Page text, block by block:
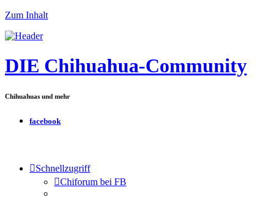
Zum Inhalt
DIE Chihuahua-Community
Chihuahuas und mehr
facebook
Schnellzugriff
Chiforum bei FB